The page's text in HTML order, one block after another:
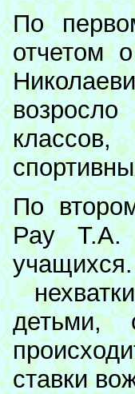
По
отчетом
По
Рау Т.А.
детьми,
ставки